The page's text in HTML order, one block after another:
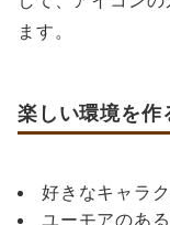
ます。
楽しい環境を作
好きなキャラ
ユーモアのあ